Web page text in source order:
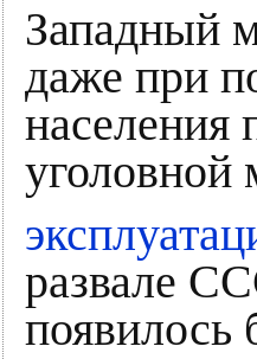
Западный
даже при
населения
уголовной
развале
появилось